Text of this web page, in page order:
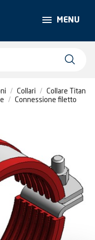
MENU
Collari
Collare Titan
Connessione filetto